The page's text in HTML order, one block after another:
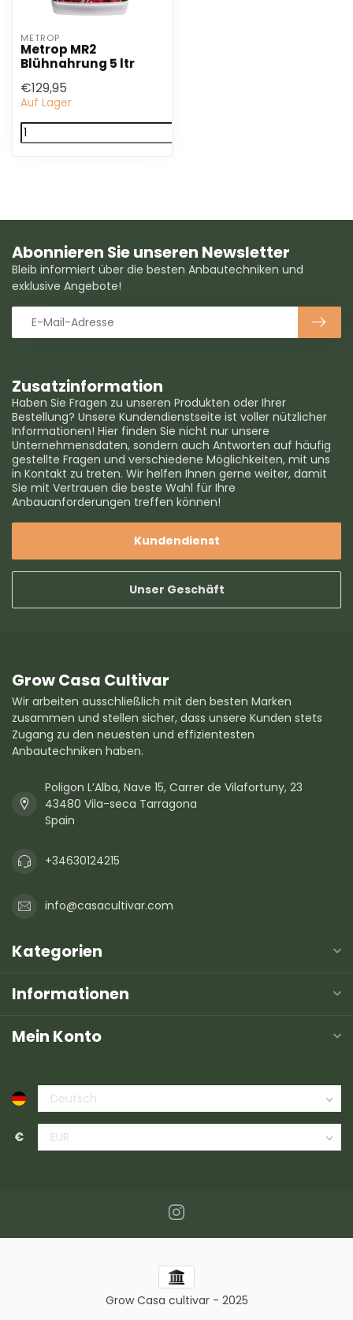
METROP
Metrop MR2
Blühnahrung 5 ltr
€129,95
Auf Lager
Zusatzinformation
Haben Sie Fragen zu unseren Produkten oder Ihrer
Bestellung? Unsere Kundendienstseite ist voller nützlicher
Informationen! Hier finden Sie nicht nur unsere
Unternehmensdaten, sondern auch Antworten auf häufig
gestellte Fragen und verschiedene Möglichkeiten, mit uns
in Kontakt zu treten. Wir helfen Ihnen gerne weiter, damit
Sie mit Vertrauen die beste Wahl für Ihre
Anbauanforderungen treffen können!
Kundendienst
Unser Geschäft
Abonnieren Sie unseren Newsletter
Bleib informiert über die besten Anbautechniken und
exklusive Angebote!
Grow Casa Cultivar
Wir arbeiten ausschließlich mit den besten Marken
zusammen und stellen sicher, dass unsere Kunden stets
Zugang zu den neuesten und effizientesten
Anbautechniken haben.
Poligon L’Alba, Nave 15, Carrer de Vilafortuny, 23
43480 Vila-seca Tarragona
Spain
+34630124215
info@casacultivar.com
Kategorien
Informationen
Mein Konto
€
Grow Casa cultivar - 2025